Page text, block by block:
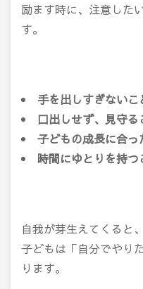
励ます時に、注意した
す。
手を出しすぎないこ
口出しせず、見守る
子どもの成長に合っ
時間にゆとりを持つ
自我が芽生えてくると、
子どもは「自分でやり
ります。